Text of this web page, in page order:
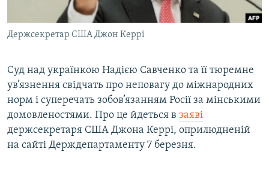
СВІДЧЕННЯ ОКУПАЦІЇ
УКРАЇНСЬКА ПРОБЛЕМА КРИМУ
Qırımtatar
Усі сайти RFE/RL
Держсекретар США Джон Керрі
Суд над українкою Надією Савченко та її тюремне
ув’язнення свідчать про неповагу до міжнародних
норм і суперечать зобов’язанням Росії за мінськими
домовленостями. Про це йдеться в заяві
держсекретаря США Джона Керрі, оприлюдненій
на сайті Держдепартаменту 7 березня.